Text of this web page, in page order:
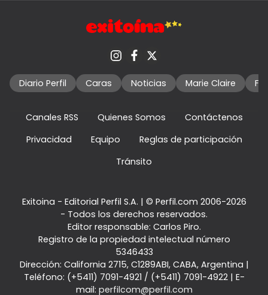
Diario Perfil Caras Noticias Marie Claire
Canales RSS Quienes Somos
Contáctenos
Privacidad
Equipo
Reglas de participación
Tránsito
Exitoina - Editorial Perfil S.A. | © Perfil.com 2006-2026
- Todos los derechos reservados.
Editor responsable: Carlos Piro.
Registro de la propiedad intelectual número
5346433
Dirección: California 2715, C1289ABI, CABA, Argentina |
Teléfono: (+5411) 7091-4921 / (+5411) 7091-4922| E-
mail: perfilcom@perfil.com